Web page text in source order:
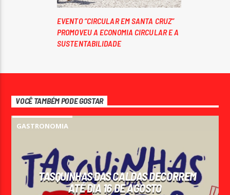
EVENTO “CIRCULAR EM SANTA CRUZ”
PROMOVEU A ECONOMIA CIRCULAR E A
SUSTENTABILIDADE
VOCÊ TAMBÉM PODE GOSTAR
GASTRONOMIA
TASQUINHAS DAS CALDAS DECORREM
ATÉ DIA 16 DE AGOSTO